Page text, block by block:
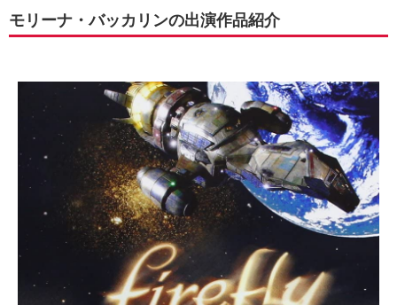
モリーナ・バッカリンの出演作品紹介